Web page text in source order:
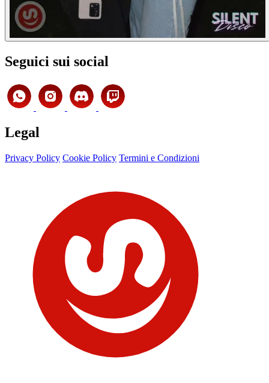
Seguici sui social
Legal
Privacy Policy Cookie Policy Termini e Condizioni